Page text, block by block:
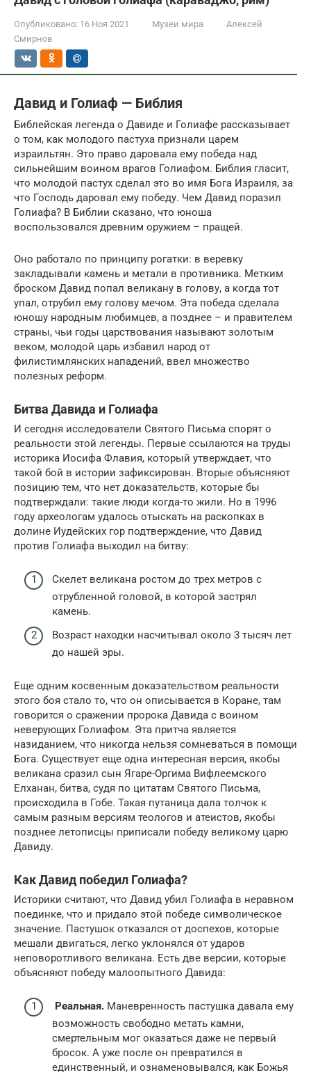
Опубликовано: 16 Ноя 2021 Музеи мира
Алексей
Смирнов
Давид и Голиаф — Библия
Библейская легенда о Давиде и Голиафе рассказывает
о том, как молодого пастуха признали царем
израильтян. Это право даровала ему победа над
сильнейшим воином врагов Голиафом. Библия гласит,
что молодой пастух сделал это во имя Бога Израиля, за
что Господь даровал ему победу. Чем Давид поразил
Голиафа? В Библии сказано, что юноша
воспользовался древним оружием – пращей.
Оно работало по принципу рогатки: в веревку
закладывали камень и метали в противника. Метким
броском Давид попал великану в голову, а когда тот
упал, отрубил ему голову мечом. Эта победа сделала
юношу народным любимцев, а позднее – и правителем
страны, чьи годы царствования называют золотым
веком, молодой царь избавил народ от
филистимлянских нападений, ввел множество
полезных реформ.
Битва Давида и Голиафа
И сегодня исследователи Святого Письма спорят о
реальности этой легенды. Первые ссылаются на труды
историка Иосифа Флавия, который утверждает, что
такой бой в истории зафиксирован. Вторые объясняют
позицию тем, что нет доказательств, которые бы
подтверждали: такие люди когда-то жили. Но в 1996
году археологам удалось отыскать на раскопках в
долине Иудейских гор подтверждение, что Давид
против Голиафа выходил на битву:
Скелет великана ростом до трех метров с
отрубленной головой, в которой застрял
камень.
Возраст находки насчитывал около 3 тысяч лет
до нашей эры.
Еще одним косвенным доказательством реальности
этого боя стало то, что он описывается в Коране, там
говорится о сражении пророка Давида с воином
неверующих Голиафом. Эта притча является
назиданием, что никогда нельзя сомневаться в помощи
Бога. Существует еще одна интересная версия, якобы
великана сразил сын Ягаре-Оргима Вифлеемского
Елханан, битва, судя по цитатам Святого Письма,
происходила в Гобе. Такая путаница дала толчок к
самым разным версиям теологов и атеистов, якобы
позднее летописцы приписали победу великому царю
Давиду.
Как Давид победил Голиафа?
Историки считают, что Давид убил Голиафа в неравном
поединке, что и придало этой победе символическое
значение. Пастушок отказался от доспехов, которые
мешали двигаться, легко уклонялся от ударов
неповоротливого великана. Есть две версии, которые
объясняют победу малоопытного Давида:
Реальная. Маневренность пастушка давала ему
возможность свободно метать камни,
смертельным мог оказаться даже не первый
бросок. А уже после он превратился в
единственный, и ознаменовывался, как Божья